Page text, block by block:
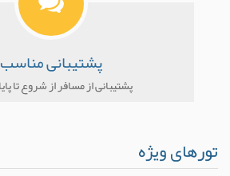
پشتیبانی مناسب
پشتیبانی از مسافر از شروع تا
تورهای ویژه